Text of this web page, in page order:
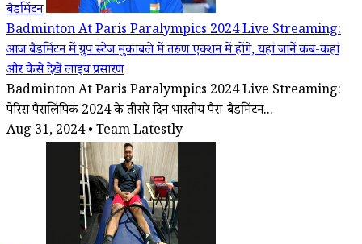
बैडमिंटन
Badminton At Paris Paralympics 2024 Live Streaming:
आज बैडमिंटन में ग्रुप स्टेज मुकाबले में तरुण एक्शन में होंगे, यहां जानें कब-कहां
और कैसे देखें लाइव प्रसारण
Badminton At Paris Paralympics 2024 Live Streaming:
पेरिस पैरालिंपिक 2024 के तीसरे दिन भारतीय पैरा-बैडमिंटन...
Aug 31, 2024 • Team Latestly